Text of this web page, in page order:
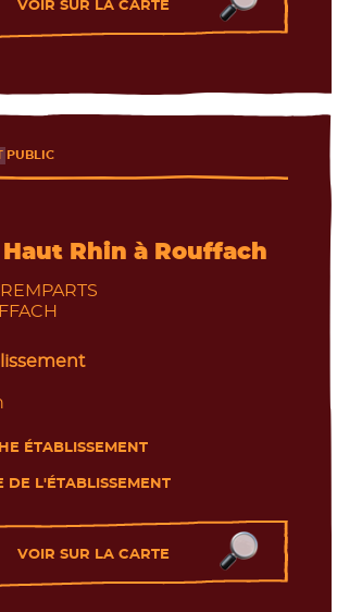
VOIR SUR LA CARTE
Haut Rhin à Rouffach
PUBLIC
ÉTABLISSEMENT
DE L'ÉTABLISSEMENT
VOIR SUR LA CARTE